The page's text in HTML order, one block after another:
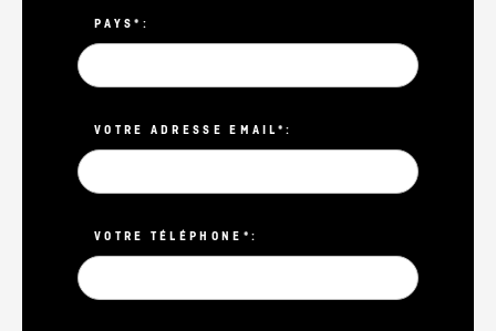
PAYS*:
VOTRE ADRESSE EMAIL*:
VOTRE TÉLÉPHONE*: